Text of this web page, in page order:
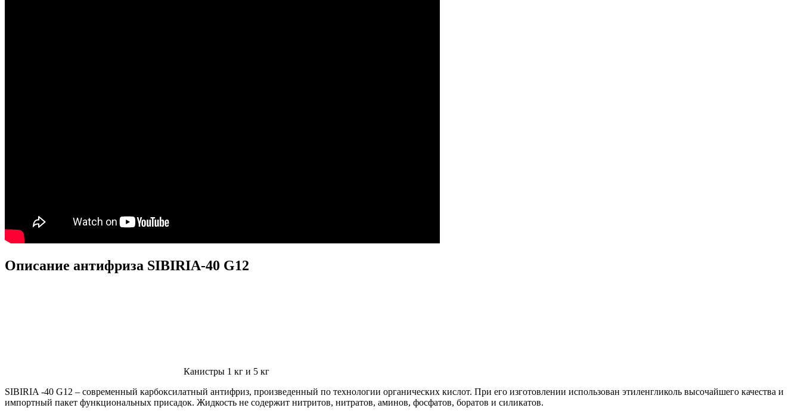
Описание антифриза SIBIRIA-40 G12
Канистры 1 кг и 5 кг
SIBIRIA -40 G12 – современный карбоксилатный антифриз, произведенный по технологии органических кислот. При его изготовлении использован этиленгликоль высочайшего качества и
импортный пакет функциональных присадок. Жидкость не содержит нитритов, нитратов, аминов, фосфатов, боратов и силикатов.